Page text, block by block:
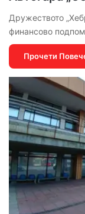
Дружеството
финансово
Прочети